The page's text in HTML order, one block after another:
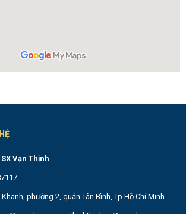
Vạn Thịnh
phường 2, quận Tân Bình, Tp Hồ Chí Minh